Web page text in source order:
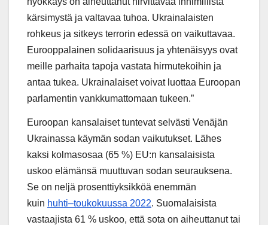
kärsimystä ja valtavaa tuhoa. Ukrainalaisten
rohkeus ja sitkeys terrorin edessä on vaikuttavaa.
Eurooppalainen solidaarisuus ja yhtenäisyys ovat
meille parhaita tapoja vastata hirmutekoihin ja
antaa tukea. Ukrainalaiset voivat luottaa Euroopan
parlamentin vankkumattomaan tukeen.”
Euroopan kansalaiset tuntevat selvästi Venäjän
Ukrainassa käymän sodan vaikutukset. Lähes
kaksi kolmasosaa (65 %) EU:n kansalaisista
uskoo elämänsä muuttuvan sodan seurauksena.
Se on neljä prosenttiyksikköä enemmän
kuin huhti–toukokuussa 2022. Suomalaisista
vastaajista 61 % uskoo, että sota on aiheuttanut tai